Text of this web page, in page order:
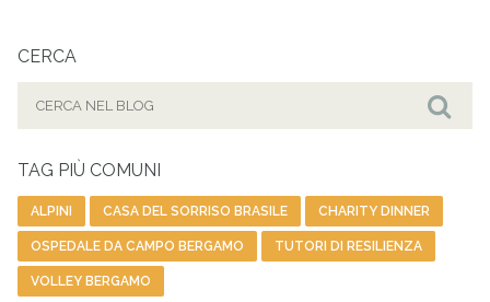
CERCA
TAG PIÙ COMUNI
ALPINI CASA DEL SORRISO BRASILE CHARITY DINNER
OSPEDALE DA CAMPO BERGAMO TUTORI DI RESILIENZA
VOLLEY BERGAMO